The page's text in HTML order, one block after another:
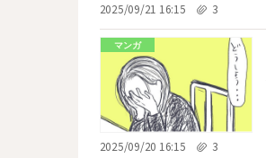
2025/09/21 16:15 3
マンガ
2025/09/20 16:15 3